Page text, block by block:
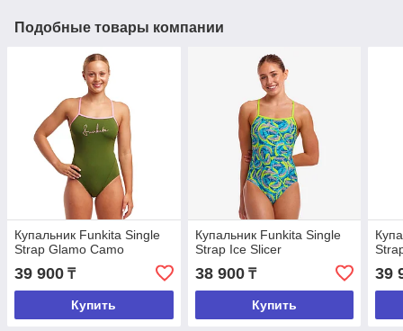
Подобные товары компании
Купальник Funkitа Singlе
Strар Glamo Camo
39 900 ₸
Купить
Купальник Funkitа Singlе
Strар Ice Slicer
38 900₸
Купить
39